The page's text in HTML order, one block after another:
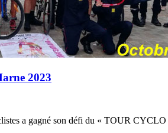
2023
a gagné son défi du « TOUR